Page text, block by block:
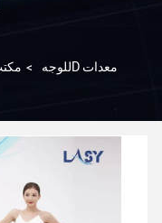
جهاز HIFU للوجه >